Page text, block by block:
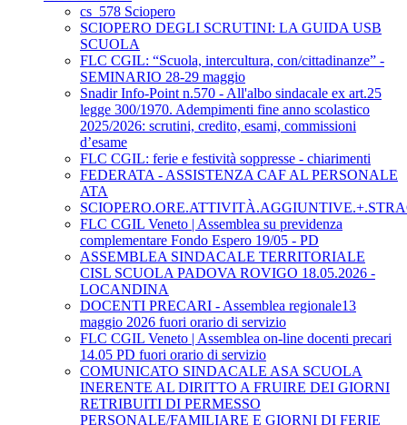
cs_578 Sciopero
SCIOPERO DEGLI SCRUTINI: LA GUIDA USB
SCUOLA
FLC CGIL: “Scuola, intercultura, con/cittadinanze” -
SEMINARIO 28-29 maggio
Snadir Info-Point n.570 - All'albo sindacale ex art.25
legge 300/1970. Adempimenti fine anno scolastico
2025/2026: scrutini, credito, esami, commissioni
d’esame
FLC CGIL: ferie e festività soppresse - chiarimenti
FEDERATA - ASSISTENZA CAF AL PERSONALE
ATA
FLC CGIL Veneto | Assemblea su previdenza
complementare Fondo Espero 19/05 - PD
ASSEMBLEA SINDACALE TERRITORIALE
CISL SCUOLA PADOVA ROVIGO 18.05.2026 -
LOCANDINA
DOCENTI PRECARI - Assemblea regionale13
maggio 2026 fuori orario di servizio
FLC CGIL Veneto | Assemblea on-line docenti precari
14.05 PD fuori orario di servizio
COMUNICATO SINDACALE ASA SCUOLA
INERENTE AL DIRITTO A FRUIRE DEI GIORNI
RETRIBUITI DI PERMESSO
PERSONALE/FAMILIARE E GIORNI DI FERIE